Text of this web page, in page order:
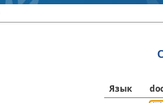
Язык